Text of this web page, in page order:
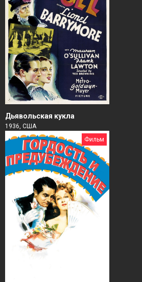
Дьявольская кукла
1936, США
Фильм